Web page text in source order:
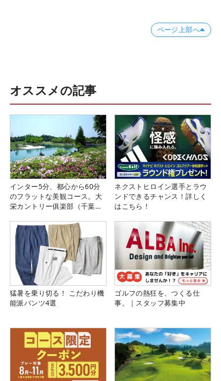
ページ上部へ
オススメの記事
インター5分、都心から60分
のフラットな美観コース。大
栄カントリー俱楽部（千葉
ネクストヒロイン選手とラウ
ンドできるチャンス！詳しく
はこちら！
猛暑を乗り切る！ こだわり機
能派パンツ4選
ゴルフの熱狂を、つくる仕
事。｜スタッフ募集中